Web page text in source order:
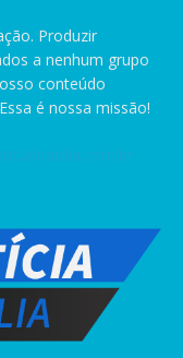
Produzir
a nenhum grupo
conteúdo
é nossa missão!